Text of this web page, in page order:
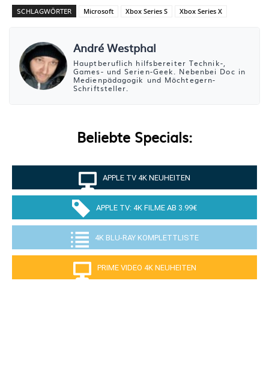
SCHLAGWÖRTER Microsoft Xbox Series S Xbox Series X
André Westphal
Hauptberuflich hilfsbereiter Technik-,
Games- und Serien-Geek. Nebenbei Doc in
Medienpädagogik und Möchtegern-
Schriftsteller.
Beliebte Specials:
APPLE TV 4K NEUHEITEN
APPLE TV: 4K FILME AB 3.99€
4K BLU-RAY KOMPLETTLISTE
PRIME VIDEO 4K NEUHEITEN